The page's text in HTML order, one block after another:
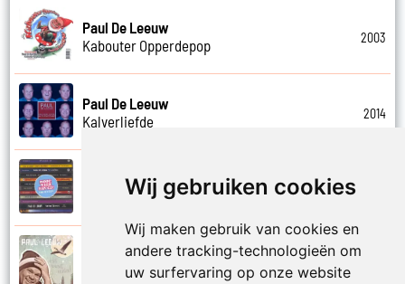
Wij gebruiken cookies
Wij maken gebruik van cookies en
andere tracking-technologieën om
uw surfervaring op onze website
Paul De Leeuw
Kabouter Opperdepop
2003
Paul De Leeuw
Kalverliefde
2014
Paul De Leeuw en Adje
Paul De Leeuw
Kerstmis